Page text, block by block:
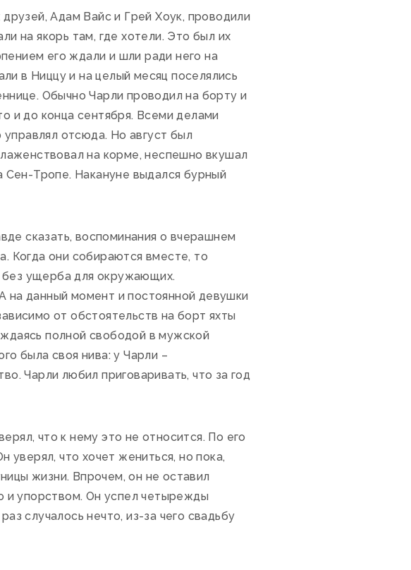
Адам Вайс и Грей Хоук, проводили
на якорь там, где хотели. Это был их
его ждали и шли ради него на
в Ниццу и на целый месяц поселялись
Обычно Чарли проводил на борту и
и до конца сентября. Всеми делами
отсюда. Но август был
на корме, неспешно вкушал
Сен-Тропе. Накануне выдался бурный
сказать, воспоминания о вчерашнем
Когда они собираются вместе, то
без ущерба для окружающих.
данный момент и постоянной девушки
от обстоятельств на борт яхты
полной свободой в мужской
была своя нива: у Чарли –
Чарли любил приговаривать, что за год
что к нему это не относится. По его
уверял, что хочет жениться, но пока,
жизни. Впрочем, он не оставил
и упорством. Он успел четырежды
случалось нечто, из-за чего свадьбу